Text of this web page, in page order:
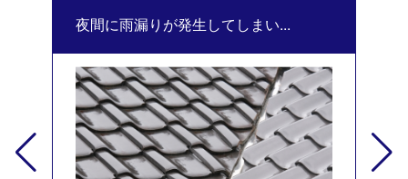
夜間に雨漏りが発生してしまい...